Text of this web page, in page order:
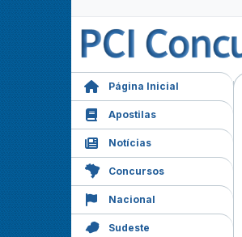
Página Inicial
Apostilas
Notícias
Concursos
Nacional
Sudeste